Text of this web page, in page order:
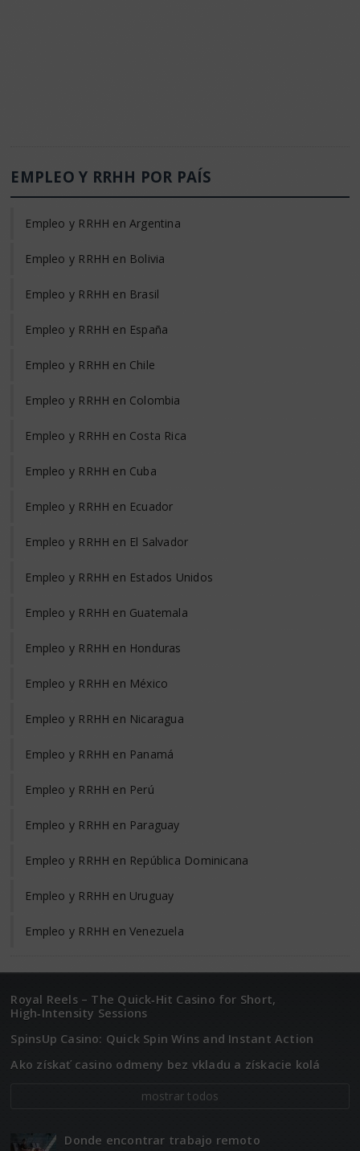
EMPLEO Y RRHH POR PAÍS
Empleo y RRHH en Argentina
Empleo y RRHH en Bolivia
Empleo y RRHH en Brasil
Empleo y RRHH en España
Empleo y RRHH en Chile
Empleo y RRHH en Colombia
Empleo y RRHH en Costa Rica
Empleo y RRHH en Cuba
Empleo y RRHH en Ecuador
Empleo y RRHH en El Salvador
Empleo y RRHH en Estados Unidos
Empleo y RRHH en Guatemala
Empleo y RRHH en Honduras
Empleo y RRHH en México
Empleo y RRHH en Nicaragua
Empleo y RRHH en Panamá
Empleo y RRHH en Perú
Empleo y RRHH en Paraguay
Empleo y RRHH en República Dominicana
Empleo y RRHH en Uruguay
Empleo y RRHH en Venezuela
Royal Reels – The Quick‑Hit Casino for Short,
High‑Intensity Sessions
SpinsUp Casino: Quick Spin Wins and Instant Action
Ako získať casino odmeny bez vkladu a získacie kolá
mostrar todos
Donde encontrar trabajo remoto